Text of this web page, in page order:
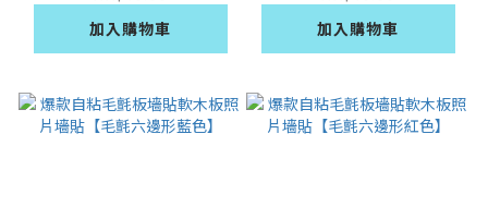
加入購物車
加入購物車